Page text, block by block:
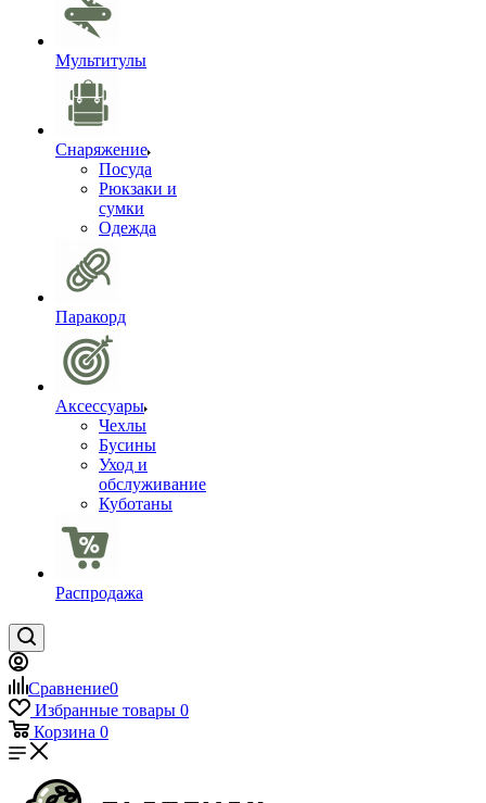
Мультитулы
Снаряжение
Посуда
Рюкзаки и
сумки
Одежда
Паракорд
Аксессуары
Чехлы
Бусины
Уход и
обслуживание
Куботаны
Распродажа
Сравнение0
Избранные товары 0
Корзина 0